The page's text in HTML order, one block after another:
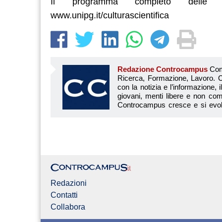
www.unipg.it/culturascientifica
Redazione Controcampus Controcampus è Il magazine più letto dai giovani su: Scuola, Università, Ricerca, Formazione, Lavoro. Controcampus nasce nell’ottobre 2001 con la missione di affiancare con la notizia e l’informazione, il mondo dell’istruzione e dell’università. Il suo cuore pulsante sono i giovani, menti libere e non compromesse da nessun interesse di parte. Il progetto è ambizioso e Controcampus cresce e si evolve arricchendo il proprio staff con nuovi giovani vogliosi di
Redazioni
Contatti
Collabora